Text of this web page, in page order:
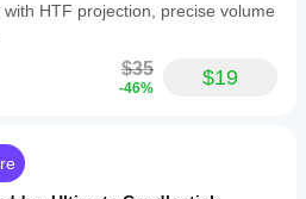
HTF projection, precise volume
$35
-46% $19